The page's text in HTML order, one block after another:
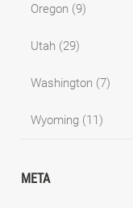
Oregon (9)
Utah (29)
Washington (7)
Wyoming (11)
META